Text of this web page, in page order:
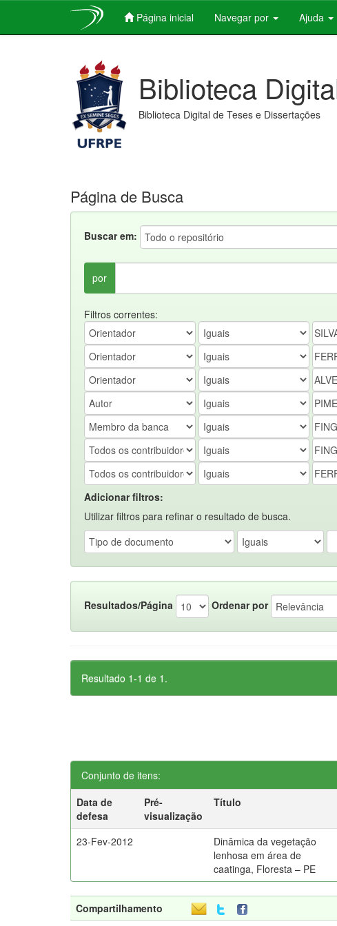
Página inicial Navegar por Ajuda
Biblioteca
Biblioteca Digital de Teses e Dissertações
Página de Busca
Buscar em:
por
Filtros correntes:
Adicionar filtros:
Utilizar filtros para refinar o resultado de busca.
Resultados/Página Ordenar por
Resultado 1-1 de 1.
Conjunto de itens:
Data de
defesa
Pré-
visualização
Título
23-Fev-2012
Dinâmica da vegetação
lenhosa em área de
caatinga, Floresta – PE
Compartilhamento